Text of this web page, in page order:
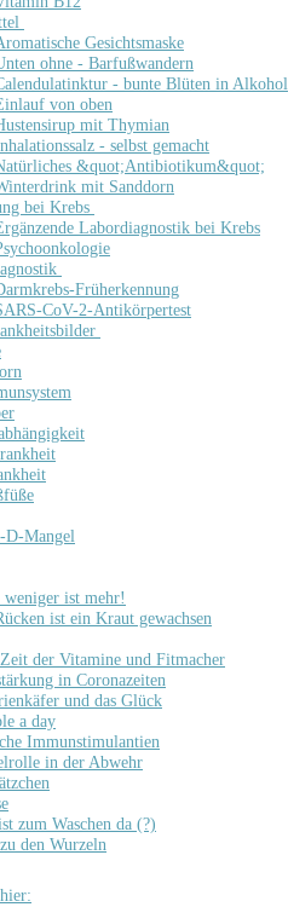
Gesichtsmaske
ohne - Barfußwandern
- bunte Blüten in Alkohol
von oben
mit Thymian
- selbst gemacht
&quot;Antibiotikum&quot;
mit Sanddorn
bei Krebs
Labordiagnostik bei Krebs
Früherkennung
CoV-2-Antikörpertest
D-Mangel
weniger ist mehr!
ist ein Kraut gewachsen
der Vitamine und Fitmacher
in Coronazeiten
und das Glück
a day
Immunstimulantien
in der Abwehr
zum Waschen da (?)
den Wurzeln